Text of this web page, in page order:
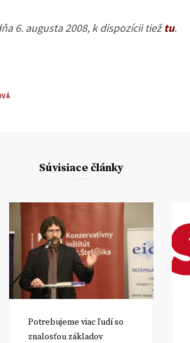
6. augusta 2008, k dispozícii tiežtu.
Súvisiace články
Potrebujeme viac ľudí so
znalosťou základov